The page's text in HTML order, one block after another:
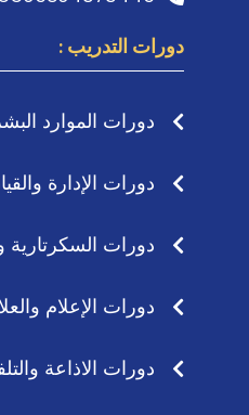
دورات التدريب :
دورات الموارد
دورات الإدارة
دورات السكرتارية
دورات الإعلام
دورات الاذاعة